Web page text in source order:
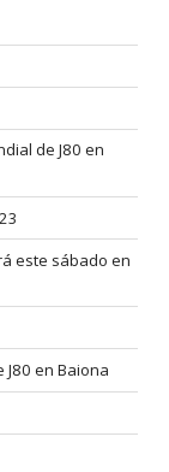
de J80 en
este sábado en
en Baiona